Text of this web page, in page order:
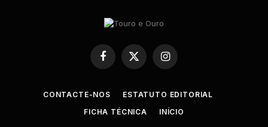
Facebook
X
(Twitter)
Instagram
CONTACTE-NOS
ESTATUTO EDITORIAL
FICHA TÉCNICA
INÍCIO